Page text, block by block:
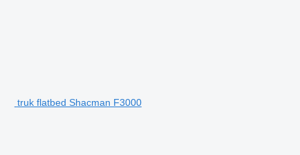
truk flatbed Shacman F3000